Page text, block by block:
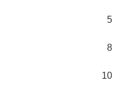
5
8
10